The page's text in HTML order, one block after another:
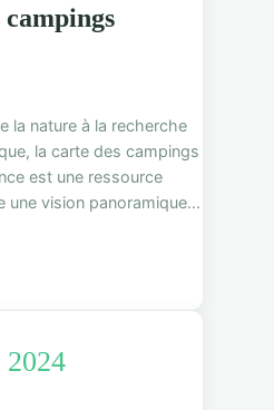
campings
la nature à la recherche
la carte des campings
est une ressource
une vision panoramique...
2024